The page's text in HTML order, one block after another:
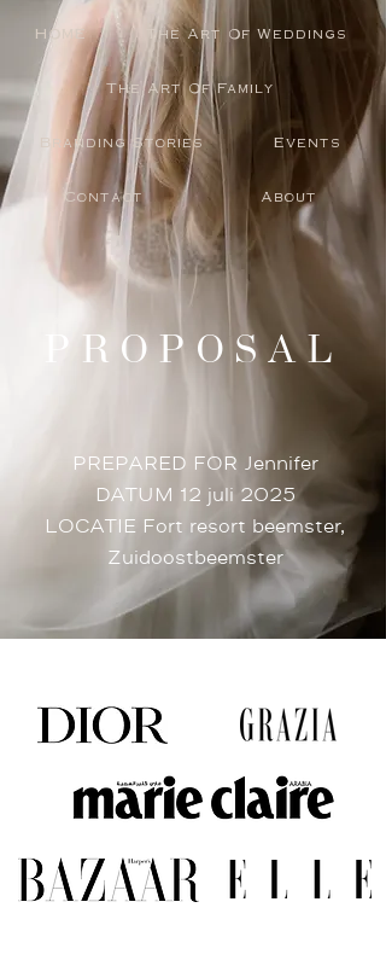
HOME The Art Of Weddings
The Art Of Family
Branding Stories Events
Contact About
PROPOSAL
PREPARED FOR Jennifer
DATUM 12 juli 2025
LOCATIE Fort resort beemster,
Zuidoostbeemster